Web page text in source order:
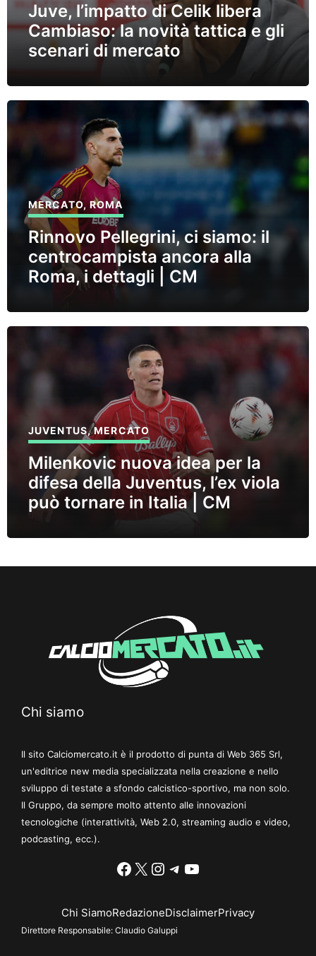
Juve, l’impatto di Celik libera
Cambiaso: la novità tattica e gli
scenari di mercato
MERCATO,ROMA
Rinnovo Pellegrini, ci siamo: il
centrocampista ancora alla
Roma, i dettagli | CM
JUVENTUS,MERCATO
Milenkovic nuova idea per la
difesa della Juventus, l’ex viola
può tornare in Italia | CM
Chi siamo
Il sito Calciomercato.it è il prodotto di punta di Web 365 Srl,
un'editrice new media specializzata nella creazione e nello
sviluppo di testate a sfondo calcistico-sportivo, ma non solo.
Il Gruppo, da sempre molto attento alle innovazioni
tecnologiche (interattività, Web 2.0, streaming audio e video,
podcasting, ecc.).
Facebook
X Instagram
Telegram
YouTube
Chi SiamoRedazioneDisclaimerPrivacy
Direttore Responsabile: Claudio Galuppi